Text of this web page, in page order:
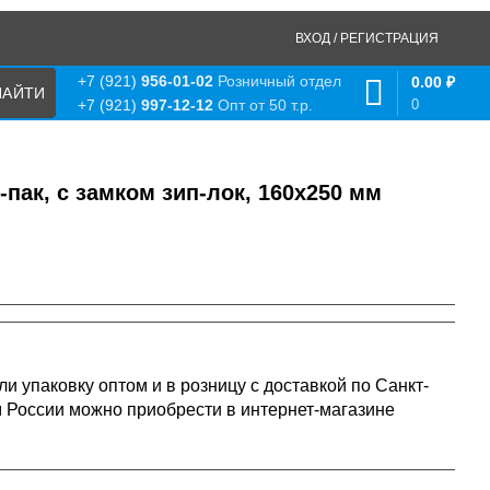
ВХОД / РЕГИСТРАЦИЯ
+7 (921) 956-01-02 Розничный отдел
+7 (921) 997-12-12 Опт от 50 т.р. 0
0.00 ₽
с замком зип-лок, 160х250 мм
упаковку оптом и в розницу с доставкой по Санкт-
России можно приобрести в интернет-магазине